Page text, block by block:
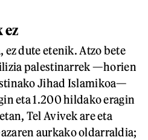
ez
ez dute etenik. Atzo bete
palestinarrek —horien
Jihad Islamikoa—
eta 1.200 hildako eragin
Tel Avivek are eta
aurkako oldarraldia;